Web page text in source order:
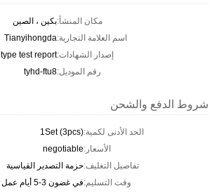
مكان المنشأ:بكين ، الصين
اسم العلامة التجارية:Tianyihongda
إصدار الشهادات:type test report
رقم الموديل:tyhd-ftu8
شروط الدفع والشحن
الحد الأدنى لكمية:1Set (3pcs)
الأسعار:negotiable
تفاصيل التغليف:حزمة التصدير القياسية
وقت التسليم:في غضون 3-5 أيام عمل